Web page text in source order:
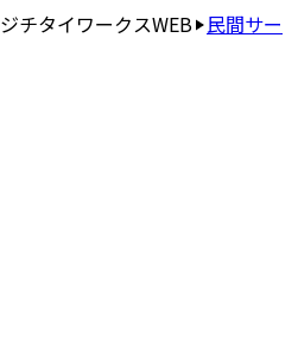
ジチタイワークスWEB 民間サー